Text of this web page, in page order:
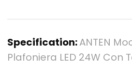
Specification:ANTEN
Plafoniera LED 24W Con